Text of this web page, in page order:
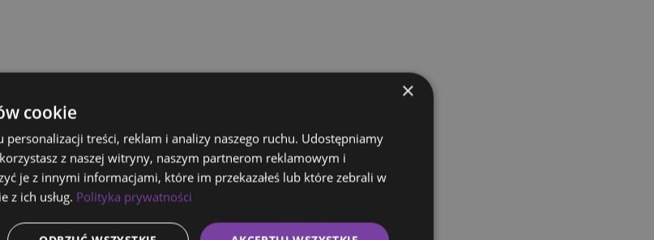
×
cookie
treści, reklam i analizy naszego ruchu. Udostępniamy
z naszej witryny, naszym partnerom reklamowym i
je z innymi informacjami, które im przekazałeś lub które zebrali w
z ich usług. Polityka prywatności